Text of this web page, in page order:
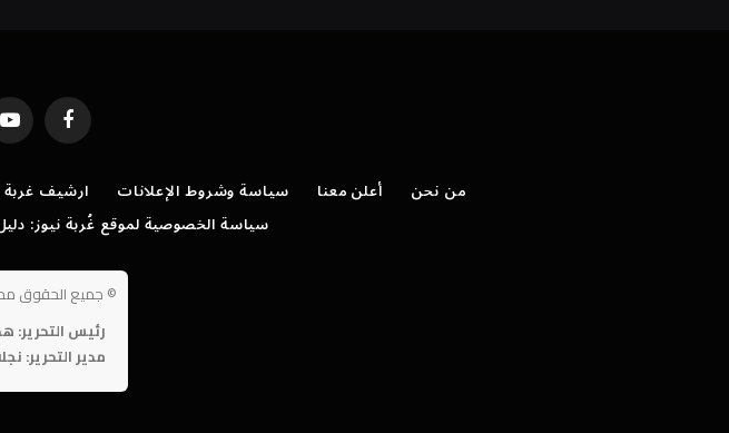
فيسبوك
من نحن أعلن معنا سياسة وشروط الإعلانات ارشيف غربة
سياسة الخصوصية لموقع غُربة نيوز:
© جميع الحقوق
رئيس
مدير التحرير: